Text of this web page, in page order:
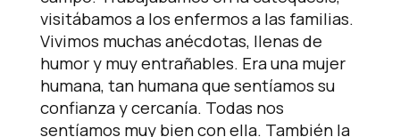
visitábamos a los enfermos a las familias.
Vivimos muchas anécdotas, llenas de
humor y muy entrañables. Era una mujer
humana, tan humana que sentíamos su
confianza y cercanía. Todas nos
sentíamos muy bien con ella. También la